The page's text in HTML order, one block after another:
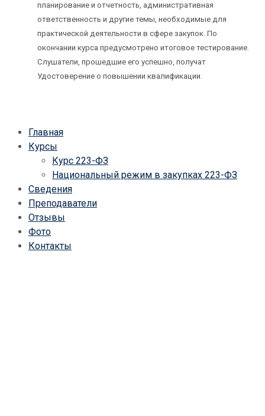
планирование и отчетность, административная
ответственность и другие темы, необходимые для
практической деятельности в сфере закупок. По
окончании курса предусмотрено итоговое тестирование.
Слушатели, прошедшие его успешно, получат
Удостоверение о повышении квалификации.
Главная
Курсы
Курс 223-ФЗ
Национальный режим в закупках 223-ФЗ
Сведения
Преподаватели
Отзывы
Фото
Контакты